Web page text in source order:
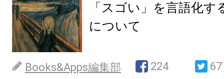
「スゴい」を言語化
について
Books&Apps編集部 224 67